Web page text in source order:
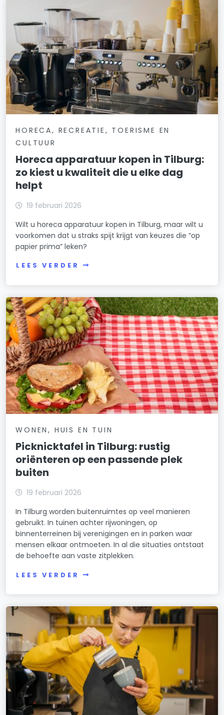
HORECA, RECREATIE, TOERISME EN
CULTUUR
Horeca apparatuur kopen in Tilburg:
zo kiest u kwaliteit die u elke dag
helpt
19 februari 2026
Wilt u horeca apparatuur kopen in Tilburg, maar wilt u
voorkomen dat u straks spijt krijgt van keuzes die “op
papier prima” leken?
LEES VERDER
WONEN, HUIS EN TUIN
Picknicktafel in Tilburg: rustig
oriënteren op een passende plek
buiten
19 februari 2026
In Tilburg worden buitenruimtes op veel manieren
gebruikt. In tuinen achter rijwoningen, op
binnenterreinen bij verenigingen en in parken waar
mensen elkaar ontmoeten. In al die situaties ontstaat
de behoefte aan vaste zitplekken.
LEES VERDER